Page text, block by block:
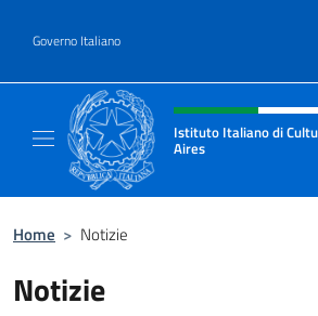
Governo Italiano
Intestazione sito,
Istituto Italiano di
Aires
Home > Notizie
Notizie